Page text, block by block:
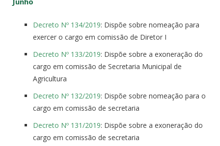
Decreto Nº 134/2019: Dispõe sobre nomeação para
exercer o cargo em comissão de Diretor I
Decreto Nº 133/2019: Dispõe sobre a exoneração do
cargo em comissão de Secretaria Municipal de
Agricultura
Decreto Nº 132/2019: Dispõe sobre nomeação para o
cargo em comissão de secretaria
Decreto Nº 131/2019: Dispõe sobre a exoneração do
cargo em comissão de secretaria